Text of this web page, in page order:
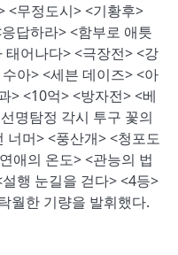
<무정도시> <기황후>
답하라> <함부로 애틋
어나다> <극장전> <강
아> <세븐 데이즈> <아
> <10억> <방자전> <베
명탐정 각시 투구 꽃의
너머> <풍산개> <청포도
애의 온도> <관능의 법
행 눈길을 걷다> <4등>
월한 기량을 발휘했다.